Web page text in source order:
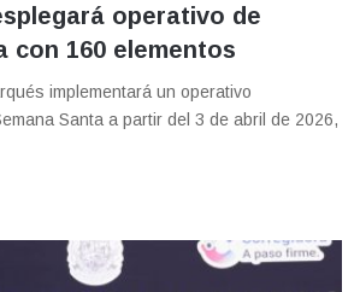
operativo de
con 160 elementos
implementará un operativo
Santa a partir del 3 de abril de 2026,